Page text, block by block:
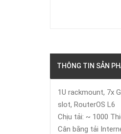
THÔNG TIN SẢN
1U rackmount, 7x
slot, RouterOS L6
Chịu tải: ~ 1000
Cân bằng tải